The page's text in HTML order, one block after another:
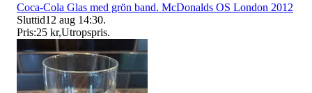
Coca-Cola Glas med grön band. McDonalds OS London 2012
Sluttid12 aug 14:30.
Pris:25 kr,Utropspris.